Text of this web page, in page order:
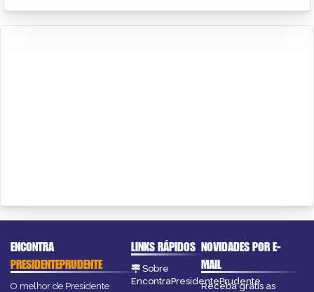
ENCONTRA
PRESIDENTEPRUDENTE
O melhor de Presidente
LINKS RÁPIDOS
Sobre
EncontraPresidentePrudente
NOVIDADES POR E-
MAIL
Receba grátis as